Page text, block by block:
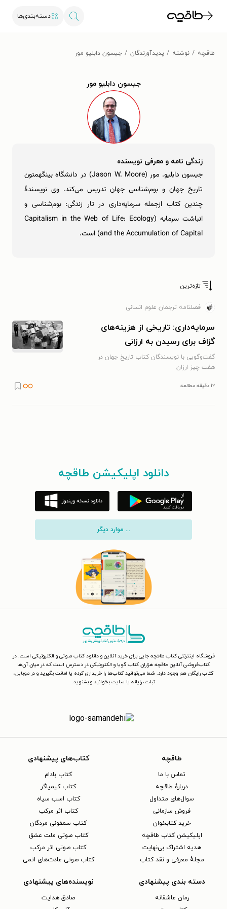
دسته‌بندی‌ها
طاقچه نوشته پدیدآورندگان جیسون دابلیو مور
جیسون دابلیو مور
زندگی نامه و معرفی نویسنده
جیسون دابلیو. مور (Jason W. Moore) در دانشگاه بینگهمتون
تاریخ جهان و بوم‌شناسی جهان تدریس می‌کند. وی نویسندۀ
چندین کتاب ازجمله سرمایه‌داری در تار زندگی: بوم‌شناسی و
انباشت سرمایه (Capitalism in the Web of Life: Ecology
and the Accumulation of Capital) است.
تازه‌ترین
فصلنامه ترجمان علوم انسانی
سرمایه‌داری: تاریخی از هزینه‌های
گزاف برای رسیدن به ارزانی
گفت‌وگویی با نویسندگان کتاب تاریخ جهان در
هفت چیز ارزان
۱۲ دقیقه مطالعه
دانلود اپلیکیشن طاقچه
... موارد دیگر
فروشگاه اینترنتی کتاب طاقچه جایی برای خرید آنلاین و دانلود کتاب صوتی و الکترونیکی است. در
کتاب‌فروشی آنلاین طاقچه هزاران کتاب گویا و الکترونیکی در دسترس است که در میان آن‌ها
کتاب رایگان هم وجود دارد. شما می‌توانید کتاب‌ها را خریداری کرده یا امانت بگیرید و در موبایل،
تبلت، رایانه یا سایت بخوانید و بشنوید.
طاقچه
تماس با ما
دربارهٔ طاقچه
سوال‌های متداول
فروش سازمانی
خرید کتابخوان
اپلیکیشن کتاب طاقچه
هدیه اشتراک بی‌نهایت
مجلهٔ معرفی و نقد کتاب
کتاب‌های پیشنهادی
کتاب بادام
کتاب کیمیاگر
کتاب اسب سیاه
کتاب اثر مرکب
کتاب سمفونی مردگان
کتاب صوتی ملت عشق
کتاب صوتی اثر مرکب
کتاب صوتی عادت‌های اتمی
دسته بندی پیشنهادی
رمان عاشقانه
نویسنده‌های پیشنهادی
صادق هدایت